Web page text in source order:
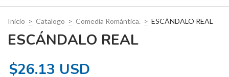
Inicio > Catalogo > Comedia Romántica. > ESCÁNDALO REAL
ESCÁNDALO REAL
$26.13 USD